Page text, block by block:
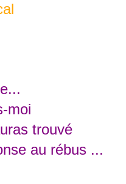
moi
trouvé
au rébus ...